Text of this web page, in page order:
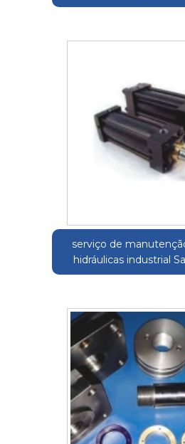
serviço de
hidráulicas industrial